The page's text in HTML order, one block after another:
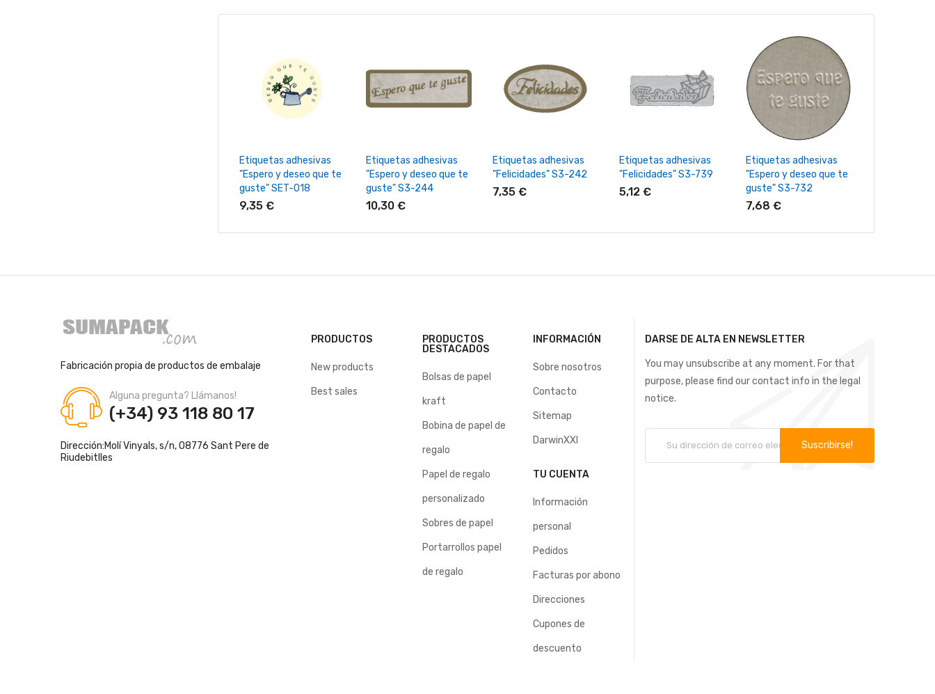
+ Añadir Al Carrito
Etiquetas adhesivas
"Espero y deseo que te
guste" SET-018
9,35 €
+ Añadir Al Carrito
Etiquetas adhesivas
"Espero y deseo que te
guste" S3-244
10,30 €
+ Añadir Al Carrito
Etiquetas adhesivas
"Felicidades" S3-242
7,35 €
+ Añadir Al Carrito
Etiquetas adhesivas
"Felicidades" S3-739
5,12 €
+ Añadir Al Carrito
Etiquetas adhesivas
"Espero y deseo que te
guste" S3-732
7,68 €
Fabricación propia de productos de embalaje
Alguna pregunta? Llámanos!
(+34) 93 118 80 17
Dirección:Molí Vinyals, s/n, 08776 Sant Pere de
Riudebitlles
PRODUCTOS
New products
Best sales
PRODUCTOS
DESTACADOS
Bolsas de papel
kraft
Bobina de papel de
regalo
Papel de regalo
personalizado
Sobres de papel
Portarrollos papel
de regalo
INFORMACIÓN
Sobre nosotros
Contacto
Sitemap
DarwinXXI
TU CUENTA
Información
personal
Pedidos
Facturas por abono
Direcciones
Cupones de
descuento
DARSE DE ALTA EN NEWSLETTER
You may unsubscribe at any moment. For that
purpose, please find our contact info in the legal
notice.